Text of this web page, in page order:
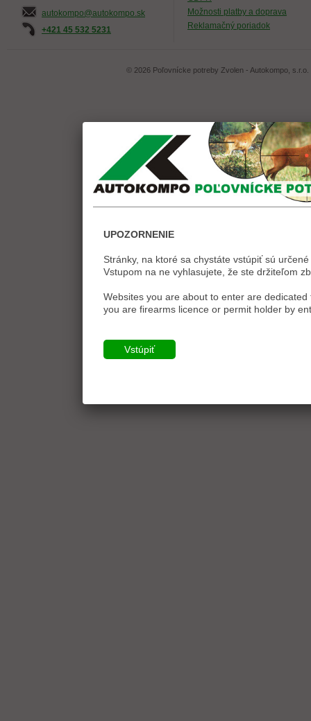
autokompo@autokompo.sk
+421 45 532 5231
Možnosti platby a doprava
Reklamačný poriadok
© 2026 Poľovnícke potreby Zvolen - Autokompo, s.r.o.
UPOZORNENIE
Stránky, na ktoré sa chystáte vstúpiť sú
Vstupom na ne vyhlasujete, že ste držiteľom
Websites you are about to enter are
you are firearms licence or permit holder by
Vstúpiť